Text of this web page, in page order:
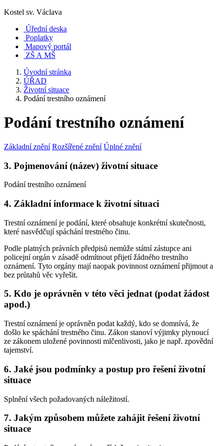
Kostel sv. Václava
Úřední deska
Poplatky
Mapový portál
ZŠ A MŠ
Úvodní stránka
ÚŘAD
Životní situace
Podání trestního oznámení
Podání trestního oznámení
Základní znění Rozšířené znění Úplné znění
3. Pojmenování (název) životní situace
Podání trestního oznámení
4. Základní informace k životní situaci
Trestní oznámení je podání, které obsahuje konkrétní skutečnosti,
které nasvědčují spáchání trestného činu.
Podle platných právních předpisů nemůže státní zástupce ani
policejní orgán v zásadě odmítnout přijetí žádného trestního
oznámení. Tyto orgány mají naopak povinnost oznámení přijmout a
bez průtahů věc vyřešit.
5. Kdo je oprávněn v této věci jednat (podat žádost
apod.)
Trestní oznámení je oprávněn podat každý, kdo se domnívá, že
došlo ke spáchání trestného činu. Zákon stanoví výjimky plynoucí
ze zákonem uložené povinnosti mlčenlivosti, jako je např. zpovědní
tajemství.
6. Jaké jsou podmínky a postup pro řešení životní
situace
Splnění všech požadovaných náležitostí.
7. Jakým způsobem můžete zahájit řešení životní
situace